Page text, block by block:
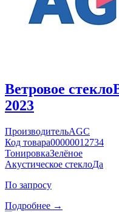
Ветровое стекло
2023
ПроизводительAGC
Код товара00000012734
ТонировкаЗелёное
Акустическое стеклоДа
По запросу
Подробнее →